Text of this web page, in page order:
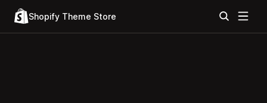
Shopify Theme Store